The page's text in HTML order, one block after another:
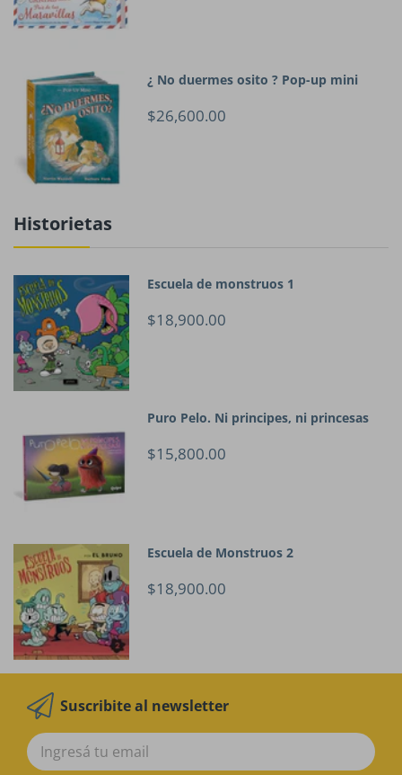
¿ No duermes osito ? Pop-up mini
$26,600.00
Historietas
Escuela de monstruos 1
$18,900.00
Puro Pelo. Ni principes, ni princesas
$15,800.00
Escuela de Monstruos 2
$18,900.00
Suscribite al newsletter